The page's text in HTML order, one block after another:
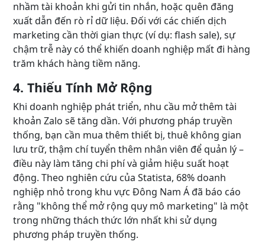
nhầm tài khoản khi gửi tin nhắn, hoặc quên đăng
xuất dẫn đến rò rỉ dữ liệu. Đối với các chiến dịch
marketing cần thời gian thực (ví dụ: flash sale), sự
chậm trễ này có thể khiến doanh nghiệp mất đi hàng
trăm khách hàng tiềm năng.
4. Thiếu Tính Mở Rộng
Khi doanh nghiệp phát triển, nhu cầu mở thêm tài
khoản Zalo sẽ tăng dần. Với phương pháp truyền
thống, bạn cần mua thêm thiết bị, thuê không gian
lưu trữ, thậm chí tuyển thêm nhân viên để quản lý –
điều này làm tăng chi phí và giảm hiệu suất hoạt
động. Theo nghiên cứu của Statista, 68% doanh
nghiệp nhỏ trong khu vực Đông Nam Á đã báo cáo
rằng "không thể mở rộng quy mô marketing" là một
trong những thách thức lớn nhất khi sử dụng
phương pháp truyền thống.